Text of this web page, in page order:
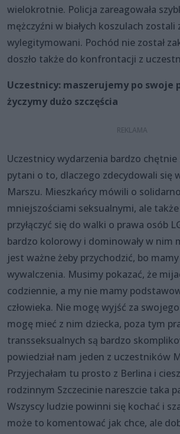
wielokrotnie. Policja zareagowała
mężczyźni w białych koszulach
wylegitymowani. Pochód nie został
doszło także do konfrontacji z
Uczestnicy: maszerujemy po swoje
życzymy dużo szczęścia
Uczestnicy wydarzenia bardzo chętnie
pytani o to, dlaczego zdecydowali się
Marszu. Mieszkańcy mówili o
mniejszościami seksualnymi, ale
przyłączyć się do walki o prawa osób
bardzo kolorowy i dominowały w nim
jest ważne żeby przychodzić, bo
wywalczenia. Musimy pokazać, że
codziennie, a my nie mamy
człowieka. Nie mogę wyjść za
mogę mieć z nim dziecka, poza tym
transseksualnych są bardzo
powiedział nam jeden z uczestników
Przyjechałam tu prosto z Berlina i
rodzinnym Szczecinie nareszcie taka
Wszyscy ludzie powinni się kochać i
może to komentować jak chce, ale